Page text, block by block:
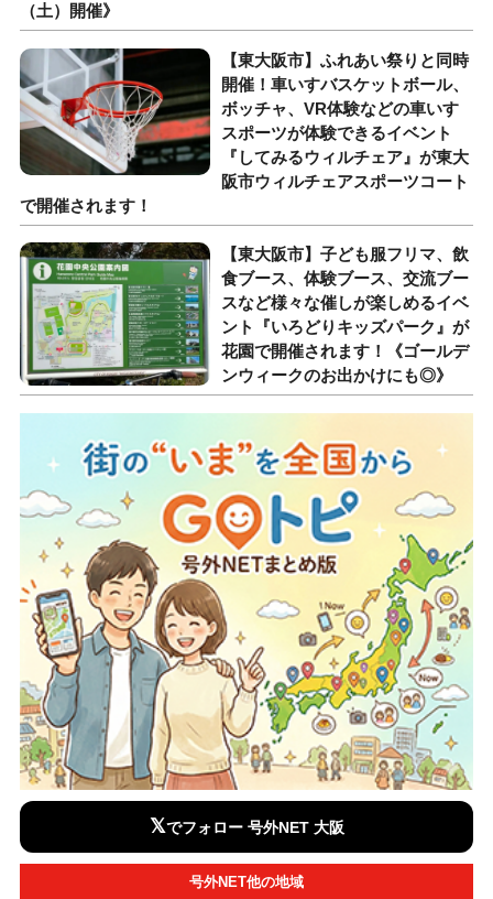
（土）開催》
【東大阪市】ふれあい祭りと同時
開催！車いすバスケットボール、
ボッチャ、VR体験などの車いす
スポーツが体験できるイベント
『してみるウィルチェア』が東大
阪市ウィルチェアスポーツコート
で開催されます！
【東大阪市】子ども服フリマ、飲
食ブース、体験ブース、交流ブー
スなど様々な催しが楽しめるイベ
ント『いろどりキッズパーク』が
花園で開催されます！《ゴールデ
ンウィークのお出かけにも◎》
𝕏でフォロー 号外NET 大阪
号外NET他の地域